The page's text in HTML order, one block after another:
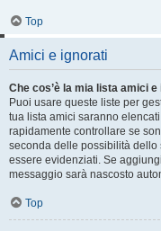
Top
Amici e ignorati
Che cos’è la mia lista amici
Puoi usare queste liste per
tua lista amici saranno
rapidamente controllare se
seconda delle possibilità dello
essere evidenziati. Se
messaggio sarà nascosto
Top